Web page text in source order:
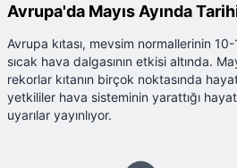
Avrupa'da Mayıs Ayında
Avrupa kıtası, mevsim normallerinin
sıcak hava dalgasının etkisi altında.
rekorlar kıtanın birçok noktasında
yetkililer hava sisteminin yarattığı
uyarılar yayınlıyor.